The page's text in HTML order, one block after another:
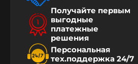
Получайте первым
выгодные
платежные
решения
Персональная
тех.поддержка 24/7